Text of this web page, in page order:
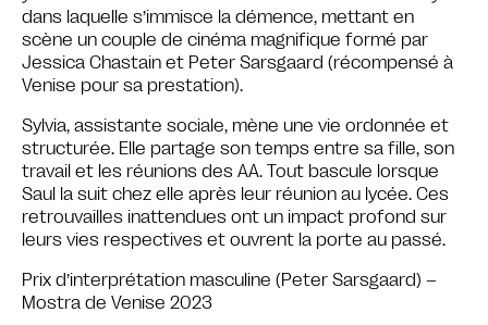
dans laquelle s’immisce la démence, mettant en
scène un couple de cinéma magnifique formé par
Jessica Chastain et Peter Sarsgaard (récompensé à
Venise pour sa prestation).
Sylvia, assistante sociale, mène une vie ordonnée et
structurée. Elle partage son temps entre sa fille, son
travail et les réunions des AA. Tout bascule lorsque
Saul la suit chez elle après leur réunion au lycée. Ces
retrouvailles inattendues ont un impact profond sur
leurs vies respectives et ouvrent la porte au passé.
Prix d’interprétation masculine (Peter Sarsgaard) –
Mostra de Venise 2023